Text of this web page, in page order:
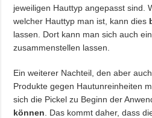
jeweiligen Hauttyp angepasst sind.
welcher Hauttyp man ist, kann dies
lassen. Dort kann man sich auch
zusammenstellen lassen.
Ein weiterer Nachteil, den aber
Produkte gegen Hautunreinheiten
sich die Pickel zu Beginn der
können . Das kommt daher, dass